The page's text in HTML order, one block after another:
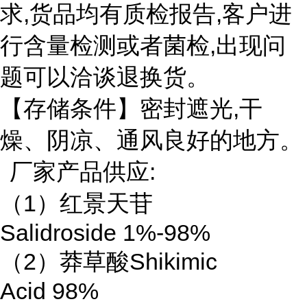
求,货品均有质检报告,客户进
行含量检测或者菌检,出现问
题可以洽谈退换货。
【存储条件】密封遮光,干
燥、阴凉、通风良好的地方。
厂家产品供应:
（1）红景天苷
Salidroside 1%-98%
（2）莽草酸Shikimic
Acid 98%